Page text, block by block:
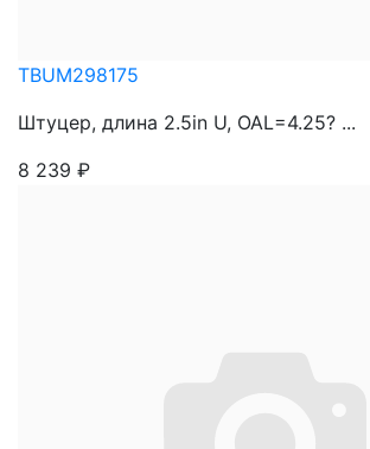
TBUM298175
Штуцер, длина 2.5in U, OAL=4.25? ...
8 239 ₽